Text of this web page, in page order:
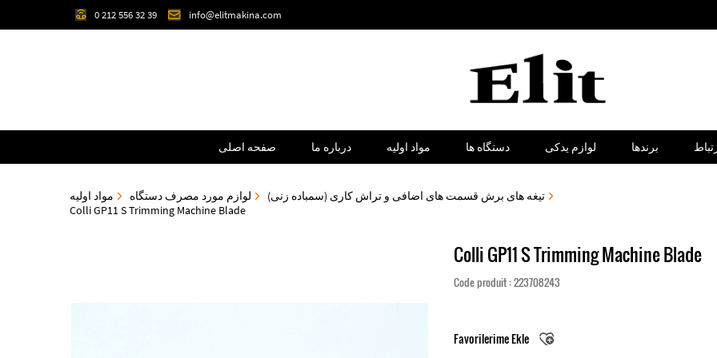
0 212 556 32 39 info@elitmakina.com
صفحه اصلی درباره ما مواد اولیه دستگاه ها لوازم یدکی برندها
مواد اولیه لوازم مورد مصرف دستگاه
تیغه های برش قسمت های اضافی و تراش کاری (سمباده زنی)
Colli GP11 S Trimming Machine Blade
Colli GP11 S Trimming Machine Blade
Code produit : 223708243
Favorilerime Ekle